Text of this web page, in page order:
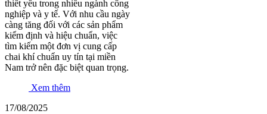
thiết yếu trong nhiều ngành công
nghiệp và y tế. Với nhu cầu ngày
càng tăng đối với các sản phẩm
kiểm định và hiệu chuẩn, việc
tìm kiếm một đơn vị cung cấp
chai khí chuẩn uy tín tại miền
Nam trở nên đặc biệt quan trọng.
Xem thêm
17/08/2025